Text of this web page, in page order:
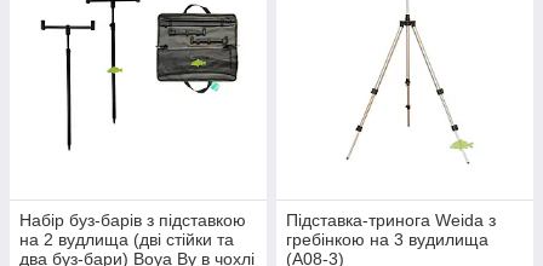
Набір буз-барів з підставкою
на 2 вудлища (дві стійки та
два буз-бари) Boya By в чохлі
Підставка-тринога Weida з
гребінкою на 3 вудилища
(А08-3)